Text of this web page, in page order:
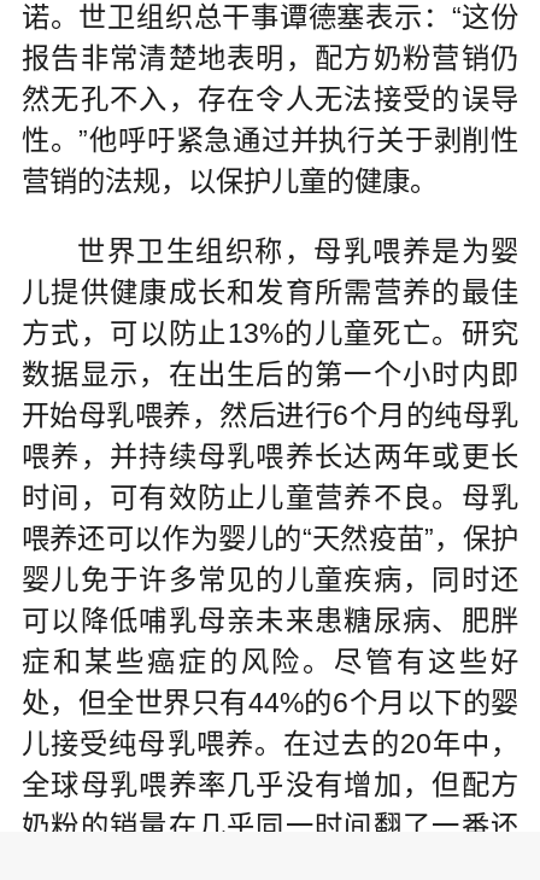
诺。世卫组织总干事谭德塞表示：“这份
报告非常清楚地表明，配方奶粉营销仍
然无孔不入，存在令人无法接受的误导
性。”他呼吁紧急通过并执行关于剥削性
营销的法规，以保护儿童的健康。
世界卫生组织称，母乳喂养是为婴
儿提供健康成长和发育所需营养的最佳
方式，可以防止13%的儿童死亡。研究
数据显示，在出生后的第一个小时内即
开始母乳喂养，然后进行6个月的纯母乳
喂养，并持续母乳喂养长达两年或更长
时间，可有效防止儿童营养不良。母乳
喂养还可以作为婴儿的“天然疫苗”，保护
婴儿免于许多常见的儿童疾病，同时还
可以降低哺乳母亲未来患糖尿病、肥胖
症和某些癌症的风险。尽管有这些好
处，但全世界只有44%的6个月以下的婴
儿接受纯母乳喂养。在过去的20年中，
全球母乳喂养率几乎没有增加，但配方
奶粉的销量在几乎同一时间翻了一番还